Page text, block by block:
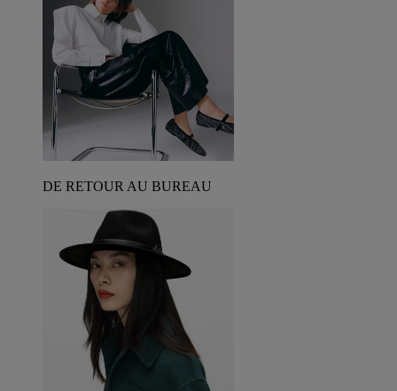
DE RETOUR AU BUREAU